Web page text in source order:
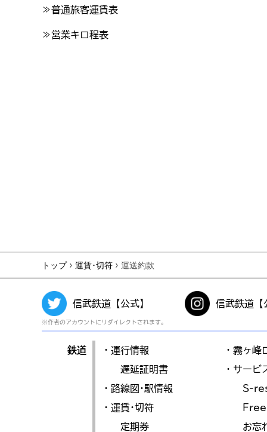
≫普通旅客運賃表
≫営業キロ程表
トップ › 運賃･切符 › 運送約款
信武鉄道【公式】 信武鉄道【
※作者のアカウントにリダイレクトされます。
鉄道
・運行情報
遅延証明書
・路線図･駅情報
・運賃･切符
定期券
・霧ヶ峰
・サービ
S-
お忘